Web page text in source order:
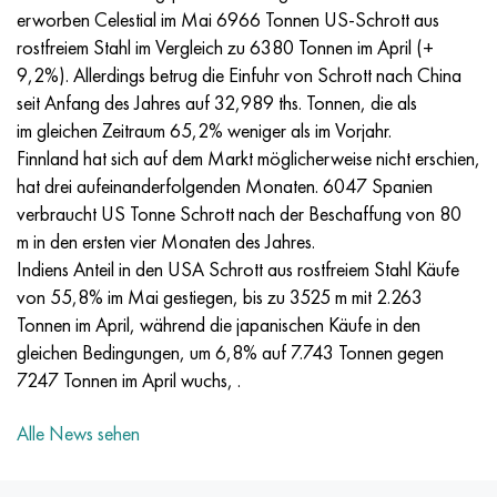
erworben Celestial im Mai 6966 Tonnen US-Schrott aus
rostfreiem Stahl im Vergleich zu 6380 Tonnen im April (+
9,2%). Allerdings betrug die Einfuhr von Schrott nach China
seit Anfang des Jahres auf 32,989 ths. Tonnen, die als
im gleichen Zeitraum 65,2% weniger als im Vorjahr.
Finnland hat sich auf dem Markt möglicherweise nicht erschien,
hat drei aufeinanderfolgenden Monaten. 6047 Spanien
verbraucht US Tonne Schrott nach der Beschaffung von 80
m in den ersten vier Monaten des Jahres.
Indiens Anteil in den USA Schrott aus rostfreiem Stahl Käufe
von 55,8% im Mai gestiegen, bis zu 3525 m mit 2.263
Tonnen im April, während die japanischen Käufe in den
gleichen Bedingungen, um 6,8% auf 7.743 Tonnen gegen
7247 Tonnen im April wuchs, .
Alle News sehen
Incotherm
Incotest
Jethete M152
Kobalt 6B
Martensitaushärtung 250
Renee 41
Martensitaushärtung 300
Martensitaushärtung 350
47ND
47NHR
49KF
49K2F/49K2FA-VI
50H
50NP
50NHS
52H
HN62VMYUT
HN62MVKYU
HN63MB
HN65VM
HN65VMTYU
HN67MVTYU
HN68VKTYU
HN68VMTYUK-VD
VT-35
PT-1M
PT-3V
PT-7M
2V
SPT-2 Schweißdraht
AT3
3М
1.4466 - aisi 310MoLn
Legierung Al6xn
15-7Ph® - 1.4532
PH 13-8 Mo - 1.4534
1.4542 - 17-4Ph®.
Custom 455® - 1.4543 - uns s45500
1.4545 - 15-5Ph®
1.4548 - 17-4Ph®.
10H17N13М3Т
10H18N18YU4D
11H11N2V2МF
12H18N9Т
13H11N2V2МF
15H11MF
15H12VNMF
15H12N2МVFAB
2.0872, CuNi10Fe1Mn, Cw352h
Silicium-Aluminium-Bronze
CW301G, C64200
Siliciumbronze
C65500, CuAl11Fe3
C65620, CuSi3Fe2Zn3
C65100, CuSi1,5
Zinn-Blei-Bronze
Rotmessing
C84400, CuSn2ZnPb
C83600, CuSn5ZnPb
45G2, 45g2, aisi 1144
Baustahl legiert
10g2, 10g2, aisi 1513
12X2H4A,15NiCr13, 1.5752
АS14, 11SMnPb30
20G, 20mn5
20HN3А, aisi 4320, 20hn3a
20HМ, 24CrMo5, 20hm
R6M5, 1.3343, hs6-5-2, sw7m
R6M5K5, 1.3243, hs6-5-2-5
R6М5F3, 1.3344, hs6-5-3
R9М4К8,1.3207
R12F3, 1.3318, sw12
R18, 1.3355, hs18-0-1, sw18
Kohlenstoffstahl
U10,1.1645, C105W1